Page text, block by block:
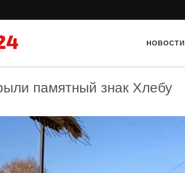
НОВОСТИ
памятный знак Хлебу
Тайный гость: кафе «Автограф»